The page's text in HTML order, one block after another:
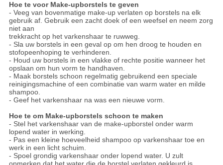
Hoe te voor Make-upborstels te geven
- Veeg van bovenmatige make-up verlaten op borstels na elk
gebruik af. Gebruik een zacht doek of een weefsel en neem zorg
niet aan
trekkracht op het varkenshaar te ruwweg.
- Sla uw borstels in een geval op om hen droog te houden en
stofopeenhoping te verhinderen.
- Houd uw borstels in een vlakke of rechte positie wanneer het
opslaan om hun vorm te handhaven.
- Maak borstels schoon regelmatig gebruikend een speciale
reinigingsmachine of een combinatie van warm water en milde
shampoo.
- Geef het varkenshaar na was een nieuwe vorm.
Hoe te om Make-upborstels schoon te maken
- Stel het varkenshaar van de make-upborstel onder warm
lopend water in werking.
- Pas een kleine hoeveelheid shampoo op varkenshaar toe en
werk in een licht schuim.
- Spoel grondig varkenshaar onder lopend water. U zult